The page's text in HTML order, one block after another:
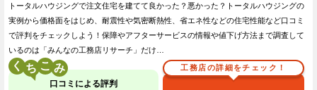
トータルハウジングで注文住宅を建てて良かった？悪かった？トータルハウジングの
実例から価格面をはじめ、耐震性や気密断熱性、省エネ性などの住宅性能など口コミ
で評判をチェックしよう！保障やアフターサービスの情報や値下げ方法まで調査して
いるのは「みんなの工務店リサーチ」だけ…
く こ
口コミによる評判
工務店の詳細をチェック！